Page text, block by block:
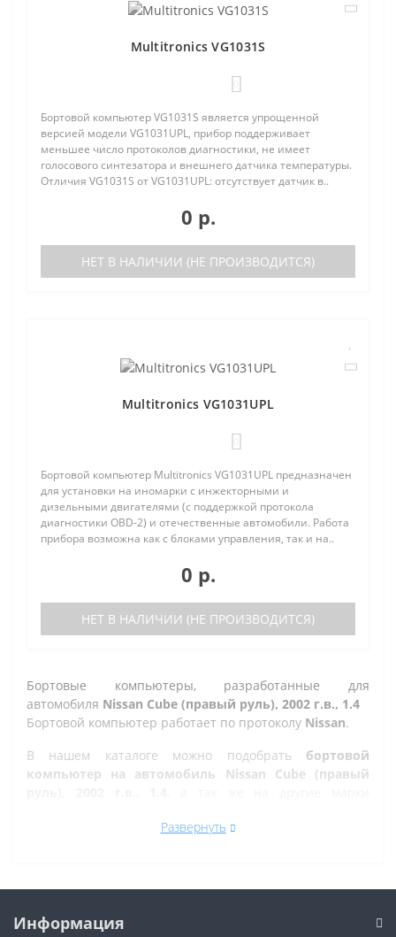
Multitronics VG1031S
Бортовой компьютер VG1031S является упрощенной
версией модели VG1031UPL, прибор поддерживает
меньшее число протоколов диагностики, не имеет
голосового синтезатора и внешнего датчика температуры.
Отличия VG1031S от VG1031UPL: отсутствует датчик в..
0 р.
НЕТ В НАЛИЧИИ (НЕ ПРОИЗВОДИТСЯ)
Multitronics VG1031UPL
Бортовой компьютер Multitronics VG1031UPL предназначен
для установки на иномарки с инжекторными и
дизельными двигателями (с поддержкой протокола
диагностики OBD-2) и отечественные автомобили. Работа
прибора возможна как с блоками управления, так и на..
0 р.
НЕТ В НАЛИЧИИ (НЕ ПРОИЗВОДИТСЯ)
Бортовые компьютеры, разработанные для
автомобиля Nissan Cube (правый руль), 2002 г.в., 1.4
Бортовой компьютер работает по протоколу Nissan.
В нашем каталоге можно подобрать бортовой
компьютер на автомобиль Nissan Cube (правый
дорогостоящая процедура. При этом любой
Развернуть
Информация